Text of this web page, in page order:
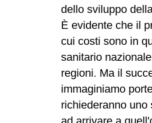
dello sviluppo
È evidente che il
cui costi sono in
sanitario
regioni. Ma il
immaginiamo
richiederanno